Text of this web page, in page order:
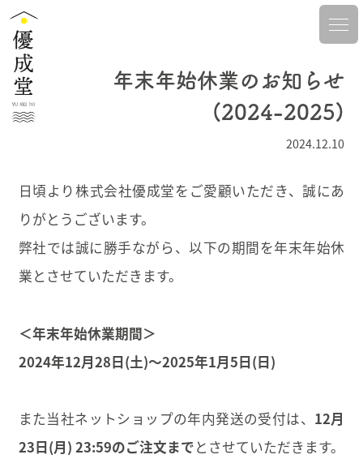
年末年始休業のお知らせ
(2024-2025)
2024.12.10
日頃より株式会社優成堂をご愛顧いただき、誠にあ
りがとうございます。
弊社では誠に勝手ながら、以下の期間を年末年始休
業とさせていただきます。
＜年末年始休業期間＞
2024年12月28日(土)～2025年1月5日(日)
また当社ネットショップの年内発送の受付は、 12月
23日(月) 23:59のご注文までとさせていただきます。